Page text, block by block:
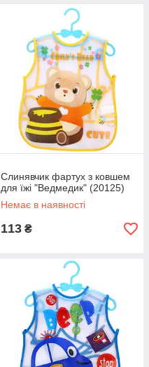
Слинявчик фартух з ковшем
для їжі "Ведмедик" (20125)
Немає в наявності
113 ₴